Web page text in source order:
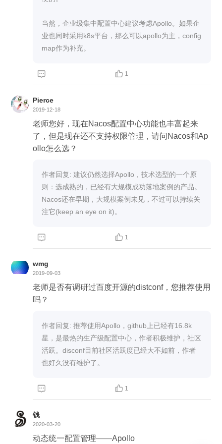
当然，企业级集中配置中心建议考虑Apollo。如果企
业也同时采用k8s平台，那么可以apollo为主，config
map作为补充。
  1
Pierce
2019-12-18
老师您好，现在Nacos配置中心功能也丰富起来
了，但是现在还不支持权限管理，请问Nacos和Ap
ollo怎么选？
作者回复: 建议仍然选择Apollo，技术选型的一个原
则：选成熟的，已经有大规模成功落地案例的产品。
Nacos还在早期，大规模案例未见，不过可以持续关
注它(keep an eye on it)。
  1
wmg
2019-09-03
老师是否有调研过百度开源的distconf，您推荐使用
吗？
作者回复: 推荐使用Apollo，github上已经有16.8k
星，是最热的生产级配置中心，作者积极维护，社区
活跃。disconf目前社区活跃度已经大不如前，作者
也好久没有维护了。
  1
钱
2020-03-20
动态统一配置管理——Apollo